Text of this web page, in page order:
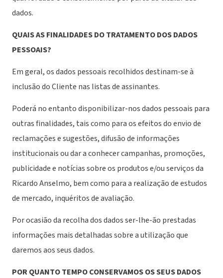
dados.
QUAIS AS FINALIDADES DO TRATAMENTO DOS DADOS
PESSOAIS?
Em geral, os dados pessoais recolhidos destinam-se à
inclusão do Cliente nas listas de assinantes.
Poderá no entanto disponibilizar-nos dados pessoais para
outras finalidades, tais como para os efeitos do envio de
reclamações e sugestões, difusão de informações
institucionais ou dar a conhecer campanhas, promoções,
publicidade e notícias sobre os produtos e/ou serviços da
Ricardo Anselmo, bem como para a realização de estudos
de mercado, inquéritos de avaliação.
Por ocasião da recolha dos dados ser-lhe-ão prestadas
informações mais detalhadas sobre a utilização que
daremos aos seus dados.
POR QUANTO TEMPO CONSERVAMOS OS SEUS DADOS